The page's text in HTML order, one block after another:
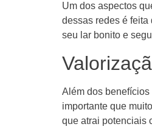
Um dos aspectos
dessas redes é
seu lar bonito e
Além dos benefícios
importante que
que atrai potenciais